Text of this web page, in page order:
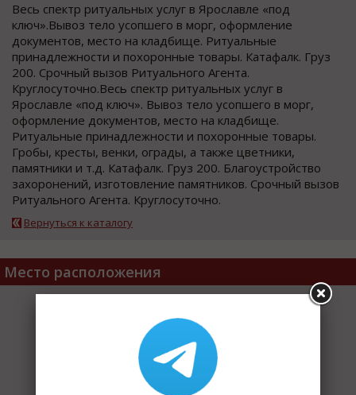
Весь спектр ритуальных услуг в Ярославле «под
ключ».Вывоз тело усопшего в морг, оформление
документов, место на кладбище. Ритуальные
принадлежности и похоронные товары. Катафалк. Груз
200. Срочный вызов Ритуального Агента.
Круглосуточно.Весь спектр ритуальных услуг в
Ярославле «под ключ». Вывоз тело усопшего в морг,
оформление документов, место на кладбище.
Ритуальные принадлежности и похоронные товары.
Гробы, кресты, венки, ограды, а также цветники,
памятники и т.д. Катафалк. Груз 200. Благоустройство
захоронений, изготовление памятников. Срочный вызов
Ритуального Агента. Круглосуточно.
Вернуться к каталогу
Место расположения